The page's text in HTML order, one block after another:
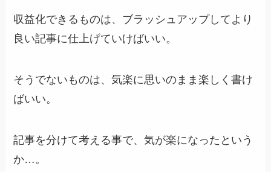
収益化できるものは、ブラッシュアップしてより
良い記事に仕上げていけばいい。
そうでないものは、気楽に思いのまま楽しく書け
ばいい。
記事を分けて考える事で、気が楽になったという
か…。